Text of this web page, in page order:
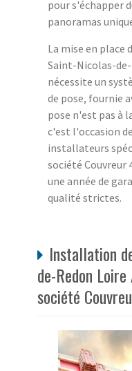
pour s'échapper
panoramas
La mise en place
Saint-Nicolas-
nécessite un
de pose, fournie
pose n'est pas à
c'est l'occasion
installateurs
société Couvreur
une année de
qualité strictes.
Installation
de-Redon
société